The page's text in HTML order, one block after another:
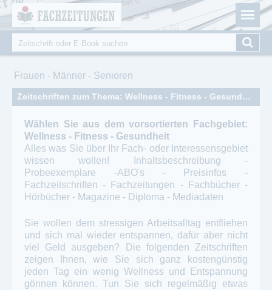
Fachzeitungen.de - Das unabhängige Portal für
Fachmagazine Fachpublikationen & eBooks
Suchformular
Suche
Frauen - Männer - Senioren
Zeitschriften zum Thema: Wellness - Fitness - Gesundheit
Wählen Sie aus dem vorsortierten Fachgebiet:
Wellness - Fitness - Gesundheit
Alles was Sie über Ihr Fach- oder Interessensgebiet
wissen wollen! Inhaltsbeschreibung -
Probeexemplare -ABO's - Preisinfos -
Fachzeitschriften - Fachzeitungen - Fachbücher -
Hörbücher - Magazine - Diploma - Mediadaten
Sie wollen dem stressigen Arbeitsalltag entfliehen
und sich mal wieder entspannen, dafür aber nicht
viel Geld ausgeben? Die folgenden Zeitschriften
zeigen Ihnen, wie Sie sich ganz kostengünstig
jeden Tag ein wenig Wellness und Entspannung
gönnen können. Tun Sie sich regelmäßig etwas
Cookie-Einstellungen